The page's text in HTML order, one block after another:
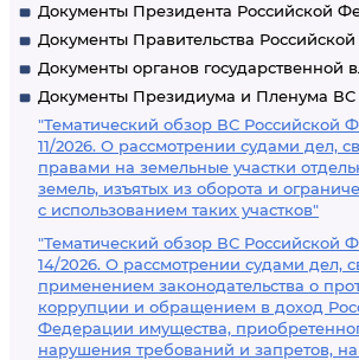
Документы Президента Российской
Документы Правительства
Документы органов государственной
Документы Президиума и Пленума
"Тематический обзор ВС Российской
11/2026. О рассмотрении судами дел,
правами на земельные участки
земель, изъятых из оборота и
с использованием таких участков"
"Тематический обзор ВС Российской
14/2026. О рассмотрении судами дел,
применением законодательства о
коррупции и обращением в доход
Федерации имущества,
нарушения требований и запретов,